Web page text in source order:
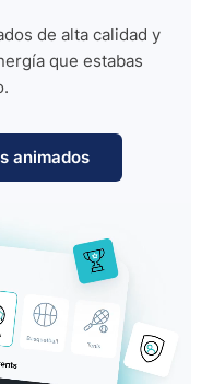
de alta calidad y
que estabas
animados